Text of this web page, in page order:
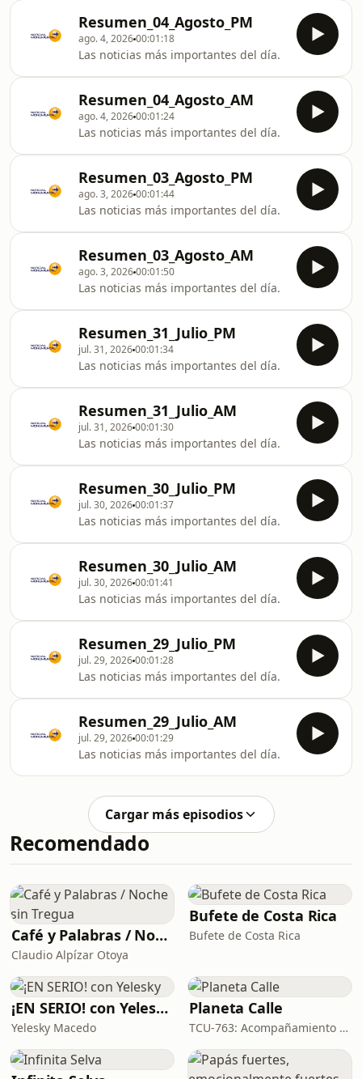
Resumen_04_Agosto_PM
ago. 4, 202600:01:18
Las noticias más importantes del día.
Resumen_04_Agosto_AM
ago. 4, 202600:01:24
Las noticias más importantes del día.
Resumen_03_Agosto_PM
ago. 3, 202600:01:44
Las noticias más importantes del día.
Resumen_03_Agosto_AM
ago. 3, 202600:01:50
Las noticias más importantes del día.
Resumen_31_Julio_PM
jul. 31, 202600:01:34
Las noticias más importantes del día.
Resumen_31_Julio_AM
jul. 31, 202600:01:30
Las noticias más importantes del día.
Resumen_30_Julio_PM
jul. 30, 202600:01:37
Las noticias más importantes del día.
Resumen_30_Julio_AM
jul. 30, 202600:01:41
Las noticias más importantes del día.
Resumen_29_Julio_PM
jul. 29, 202600:01:28
Las noticias más importantes del día.
Resumen_29_Julio_AM
jul. 29, 202600:01:29
Las noticias más importantes del día.
Cargar más episodios
Recomendado
Café y Palabras / Noche sin Tregua
Claudio Alpízar Otoya
Bufete de Costa Rica
Bufete de Costa Rica
¡EN SERIO! con Yelesky
Yelesky Macedo
Planeta Calle
TCU-763: Acompañamiento psicosocial con personas en situación de calle